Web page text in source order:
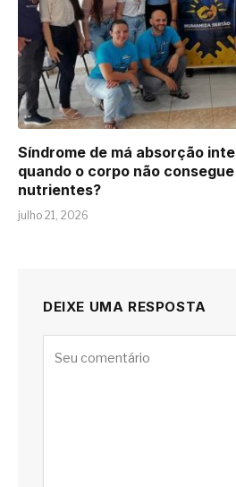
Síndrome de má absorção
quando o corpo não
nutrientes?
julho 21, 2026
DEIXE UMA RESPOSTA